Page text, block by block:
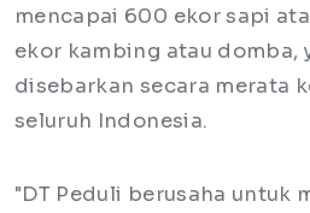
mencapai 600 ekor sapi
ekor kambing atau domba,
disebarkan secara merata
seluruh Indonesia.
"DT Peduli berusaha untuk